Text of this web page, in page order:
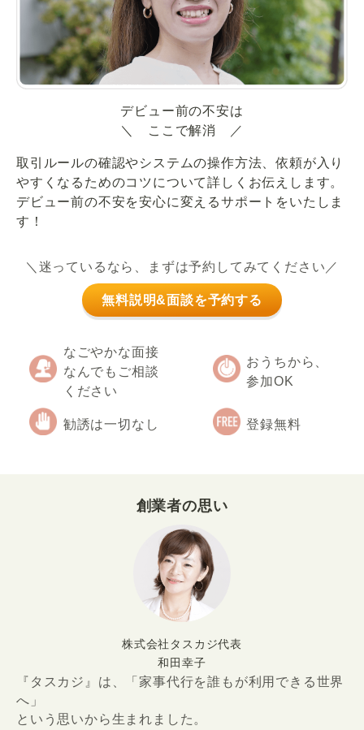
デビュー前の不安は
＼ ここで解消 ／
取引ルールの確認やシステムの操作方法、依頼が入り
やすくなるためのコツについて詳しくお伝えします。
デビュー前の不安を安心に変えるサポートをいたしま
す！
＼迷っているなら、まずは予約してみてください／
無料説明&面談を予約する
なごやかな面接
なんでもご相談
ください
おうちから、
参加OK
勧誘は一切なし 登録無料
創業者の思い
株式会社タスカジ代表
和田幸子
『タスカジ』は、「家事代行を誰もが利用できる世界
へ」
という思いから生まれました。